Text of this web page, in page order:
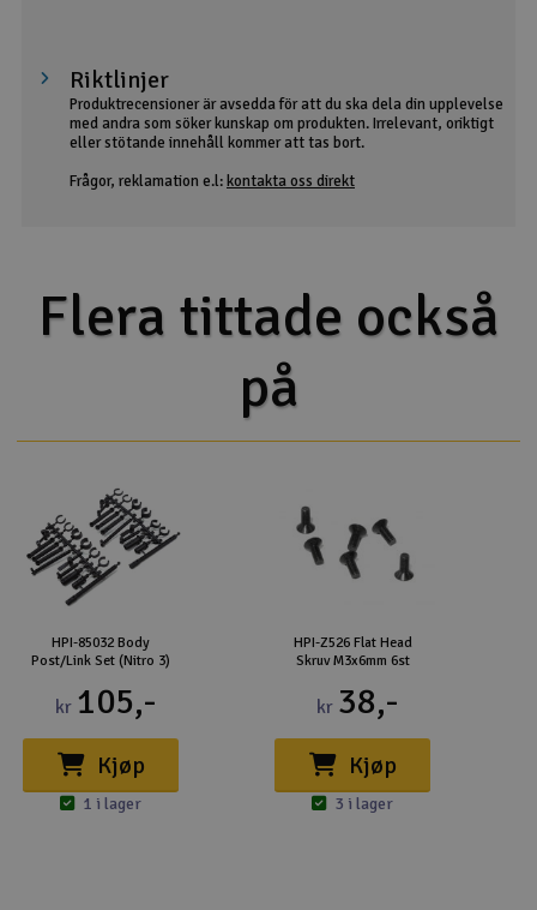
Riktlinjer
Produktrecensioner är avsedda för att du ska dela din upplevelse
med andra som söker kunskap om produkten. Irrelevant, oriktigt
eller stötande innehåll kommer att tas bort.
Frågor, reklamation e.l: kontakta oss direkt
Flera tittade också
på
HPI-85032 Body
Post/Link Set (Nitro 3)
kr 105,-
Kjøp
1 i lager
HPI-Z526 Flat Head
Skruv M3x6mm 6st
kr 38,-
Kjøp
3 i lager